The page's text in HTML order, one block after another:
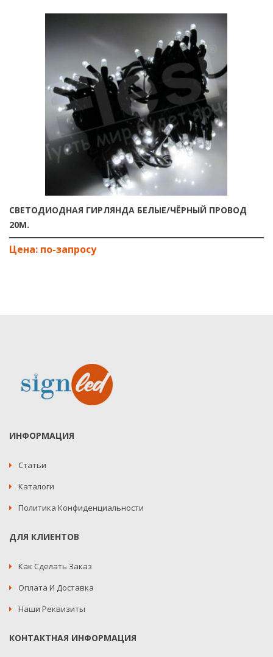
СВЕТОДИОДНАЯ ГИРЛЯНДА БЕЛЫЕ/ЧЁРНЫЙ ПРОВОД
20М.
ИНФОРМАЦИЯ
Статьи
Каталоги
Политика Конфиденциальности
ДЛЯ КЛИЕНТОВ
Как Сделать Заказ
Оплата И Доставка
Наши Реквизиты
КОНТАКТНАЯ ИНФОРМАЦИЯ